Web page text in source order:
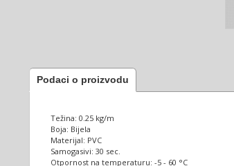
Podaci o proizvodu
Težina: 0.25 kg/m
Boja: Bijela
Materijal: PVC
Samogasivi: 30 sec.
Otpornost na temperaturu: -5 - 60 °C